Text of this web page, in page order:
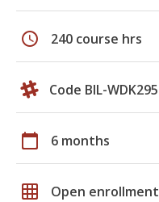
schedule 240 course hrs
Code BIL-WDK295
calendar_today 6 months
grid_on Open enrollment